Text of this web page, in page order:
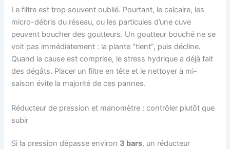
Le filtre est trop souvent oublié. Pourtant, le calcaire, les
micro-débris du réseau, ou les particules d’une cuve
peuvent boucher des goutteurs. Un goutteur bouché ne se
voit pas immédiatement : la plante “tient”, puis décline.
Quand la cause est comprise, le stress hydrique a déjà fait
des dégâts. Placer un filtre en tête et le nettoyer à mi-
saison évite la majorité de ces pannes.
Réducteur de pression et manomètre : contrôler plutôt que
subir
Si la pression dépasse environ 3 bars, un réducteur